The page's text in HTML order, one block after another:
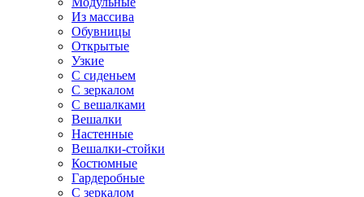
Из массива
Обувницы
Открытые
Узкие
С сиденьем
С зеркалом
С вешалками
Вешалки
Настенные
Вешалки-стойки
Костюмные
Гардеробные
С зеркалом